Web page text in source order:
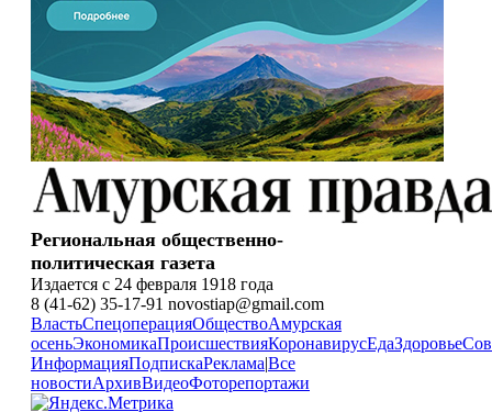
Региональная общественно-
политическая газета
Издается с 24 февраля 1918 года
8 (41-62) 35-17-91 novostiap@gmail.com
ВластьСпецоперацияОбществоАмурская
осеньЭкономикаПроисшествияКоронавирусЕдаЗдоровье
ИнформацияПодпискаРеклама|Все
новостиАрхивВидеоФоторепортажи